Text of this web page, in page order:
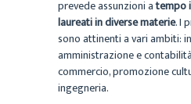
prevede assunzioni atempo
laureati in diverse materie. I
sono attinenti a vari ambiti:
amministrazione e
commercio, promozione
ingegneria.